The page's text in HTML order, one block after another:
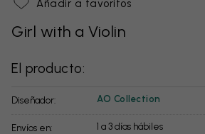
Añadir a favoritos
Girl with a Violin
El producto:
Diseñador: AO Collection
Envíos en: 1 a 3 días hábiles